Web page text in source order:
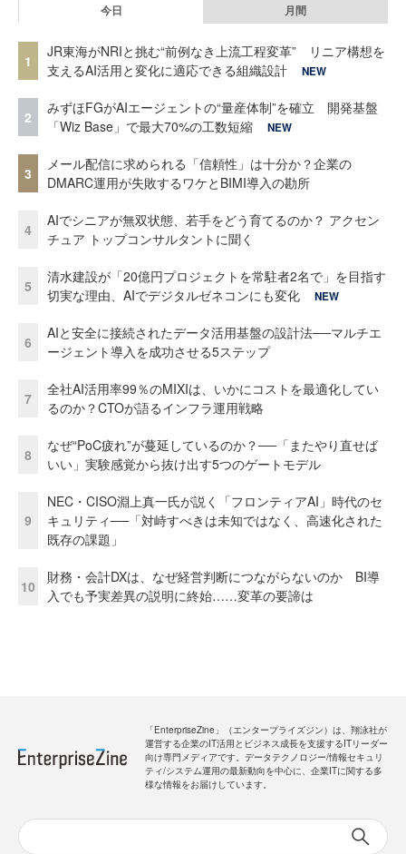
今日 月間
1
JR東海がNRIと挑む“前例なき上流工程変革” リニア構想を
支えるAI活用と変化に適応できる組織設計
NEW
2
みずほFGがAIエージェントの“量産体制”を確立 開発基盤
「Wiz Base」で最大70%の工数短縮
NEW
3
メール配信に求められる「信頼性」は十分か？企業の
DMARC運用が失敗するワケとBIMI導入の勘所
4
AIでシニアが無双状態、若手をどう育てるのか？ アクセン
チュア トップコンサルタントに聞く
5
清水建設が「20億円プロジェクトを常駐者2名で」を目指す
切実な理由、AIでデジタルゼネコンにも変化
NEW
6
AIと安全に接続されたデータ活用基盤の設計法──マルチエ
ージェント導入を成功させる5ステップ
7
全社AI活用率99％のMIXIは、いかにコストを最適化してい
るのか？CTOが語るインフラ運用戦略
8
なぜ“PoC疲れ”が蔓延しているのか？──「またやり直せば
いい」実験感覚から抜け出す5つのゲートモデル
9
NEC・CISO淵上真一氏が説く「フロンティアAI」時代のセ
キュリティ──「対峙すべきは未知ではなく、高速化された
既存の課題」
10
財務・会計DXは、なぜ経営判断につながらないのか BI導
入でも予実差異の説明に終始……変革の要諦は
「EnterpriseZine」（エンタープライズジン）は、翔泳社が
運営する企業のIT活用とビジネス成長を支援するITリーダー
向け専門メディアです。データテクノロジー/情報セキュリ
ティ/システム運用の最新動向を中心に、企業ITに関する多
様な情報をお届けしています。